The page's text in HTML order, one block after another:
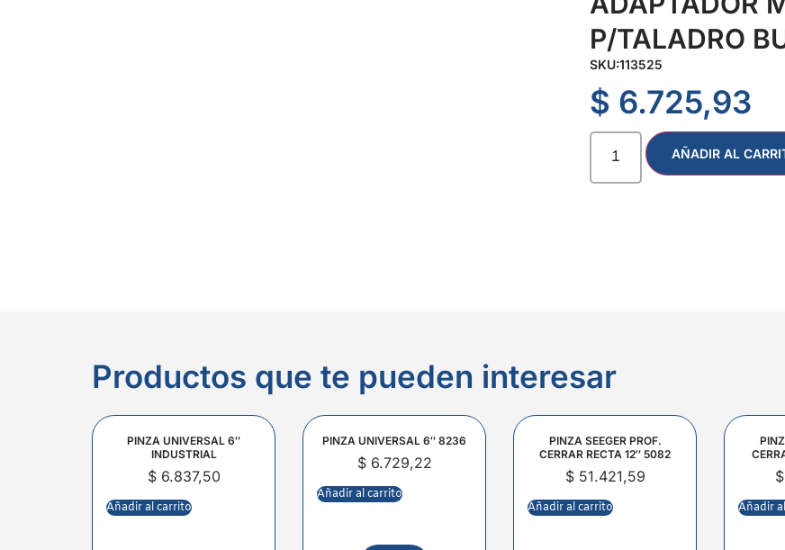
P/TALADRO
SKU:113525
$ 6.725,93
AÑADIR AL
Productos que te pueden interesar
PINZA UNIVERSAL 6″
INDUSTRIAL
$6.837,50
Añadir al carrito
PINZA UNIVERSAL 6″ 8236
$6.729,22
Añadir al carrito
PINZA SEEGER PROF.
CERRAR RECTA 12″ 5082
$51.421,59
Añadir al carrito
$
Añadir